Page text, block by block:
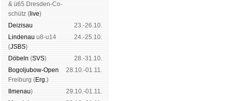
& ü65 Dres­den-Co­
schütz ( live)
Dei­zi­sau
23.-26.10.
Lin­de­nau u8-u14
(JSBS)
24.-25.10.
Dö­beln (SVS)
28.-31.10.
Bogoljubow-Open
Frei­burg (Erg.)
28.10.-01.11.
Il­me­nau)
29.10.-01.11.